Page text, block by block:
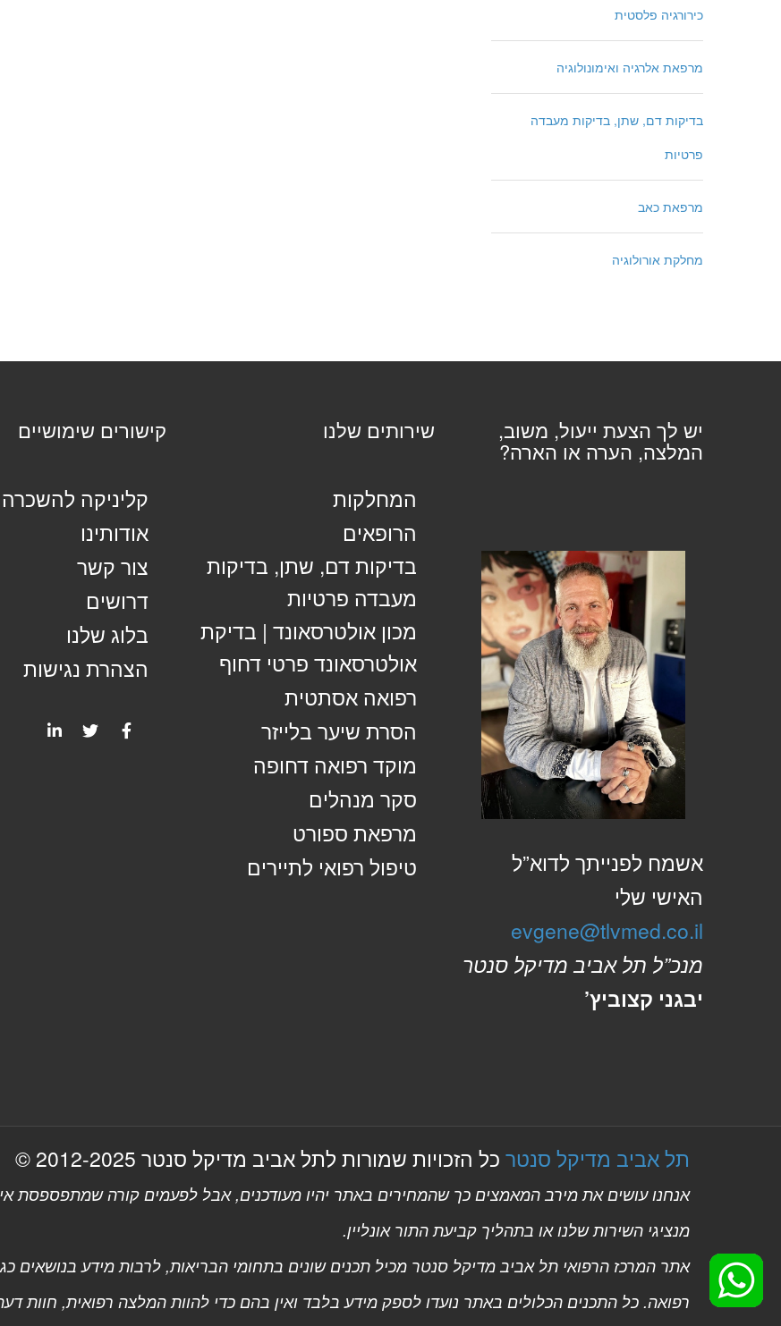
כירורגיה פלסטית
מרפאת אלרגיה ואימונולוגיה
בדיקות דם, שתן, בדיקות מעבדה
פרטיות
מרפאת כאב
מחלקת אורולוגיה
יש לך הצעת ייעול, משוב,
המלצה, הערה או הארה?
אשמח לפנייתך לדוא”ל
האישי שלי
evgene@tlvmed.co.il
מנכ”ל תל אביב מדיקל סנטר
יבגני קצוביץ’
שירותים שלנו
המחלקות
הרופאים
בדיקות דם, שתן, בדיקות
מעבדה פרטיות
מכון אולטרסאונד | בדיקת
אולטרסאונד פרטי דחוף
רפואה אסתטית
הסרת שיער בלייזר
מוקד רפואה דחופה
סקר מנהלים
מרפאת ספורט
טיפול רפואי לתיירים
קישורים שימושיים
קליניקה להשכרה
אודותינו
צור קשר
דרושים
בלוג שלנו
הצהרת נגישות
תל אביב מדיקל סנטר כל הזכויות שמורות לתל אביב מדיקל סנטר 2012-2025 ©
אנחנו עושים את מירב המאמצים כך שהמחירים באתר יהיו מעודכנים, אבל לפעמים קורה שמתפספסת
מנציגי השירות שלנו או בתהליך קביעת התור אונליין.
אתר המרכז הרפואי תל אביב מדיקל סנטר מכיל תכנים שונים בתחומי הבריאות, לרבות מידע בנושאים
רפואה. כל התכנים הכלולים באתר נועדו לספק מידע בלבד ואין בהם כדי להוות המלצה רפואית, חוות